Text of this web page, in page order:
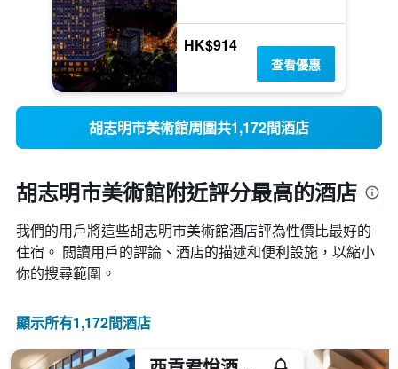
HK$914
查看優惠
胡志明市美術館周圍共1,172間酒店
胡志明市美術館附近評分最高的酒店
我們的用戶將這些胡志明市美術館酒店評為性價比最好的
住宿。 閲讀用戶的評論、酒店的描述和便利設施，以縮小
你的搜尋範圍。
顯示所有1,172間酒店